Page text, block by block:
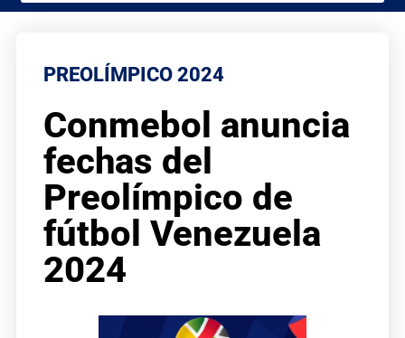
PREOLÍMPICO 2024
Conmebol anuncia
fechas del
Preolímpico de
fútbol Venezuela
2024